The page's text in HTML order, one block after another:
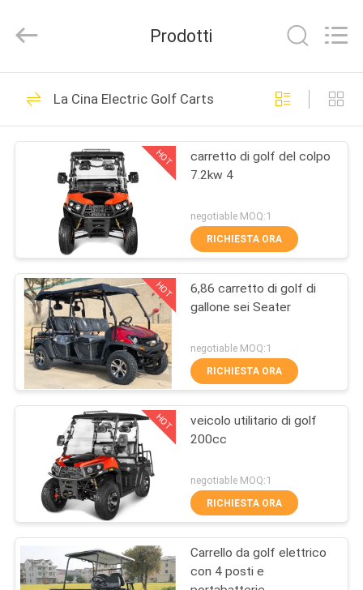
CASA
PRODOTTI
CIRCA
GIRO
DELLA
FABBRICA
CONTROLLO
DI
QUALITÀ
CONTATTICI
RICHIEDA
UNA
Rongyao
Vehicle
Rights
ATV a quattro ruote
32
Bici del quadrato di
ATV
27
Veicoli utilitari ATV
Prodotti
La Cina Electric Golf Carts
HOT
carretto di golf del colpo
7.2kw 4
negotiable MOQ:1
RICHIESTA ORA
HOT
6,86 carretto di golf di
gallone sei Seater
negotiable MOQ:1
RICHIESTA ORA
HOT
veicolo utilitario di golf
200cc
negotiable MOQ:1
RICHIESTA ORA
Carrello da golf elettrico
con 4 posti e